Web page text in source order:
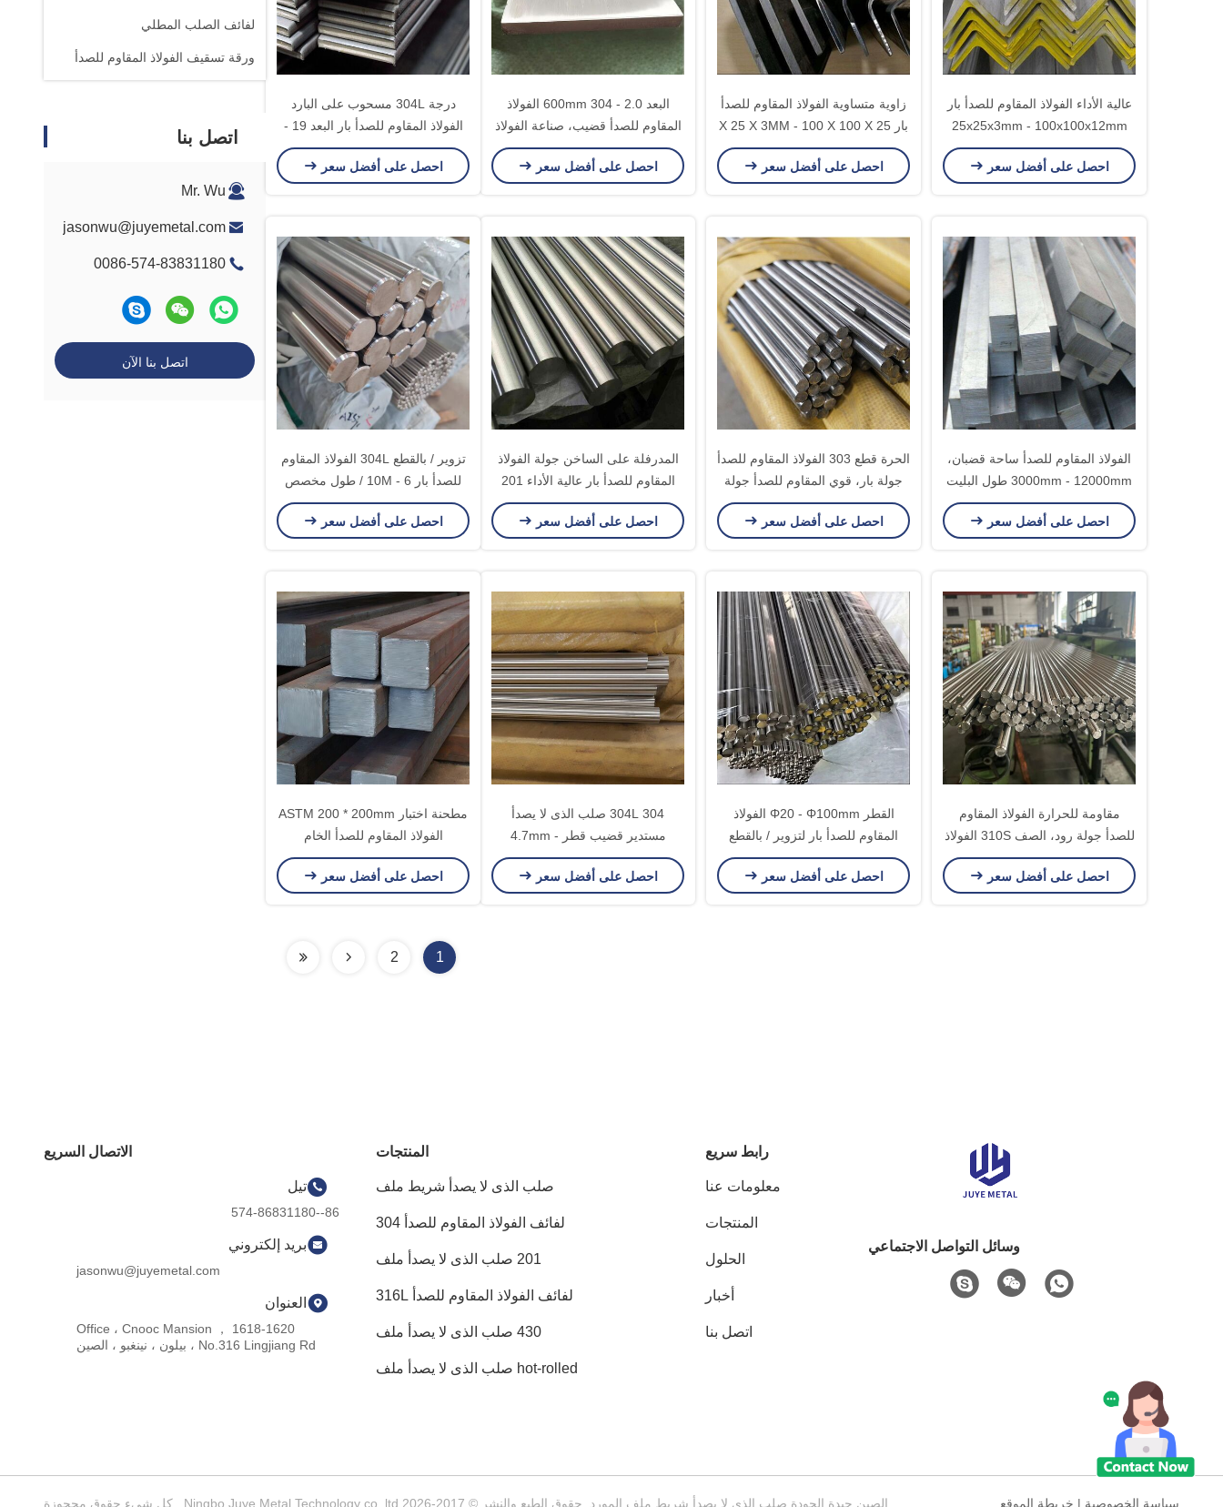
لفائف الصلب المطلي
ورقة تسقيف الفولاذ المقاوم للصدأ
اتصل بنا
Mr. Wu
jasonwu@juyemetal.com
0086-574-83831180
اتصل بنا الآن
عالية الأداء الفولاذ المقاوم للصدأ بار
25x25x3mm - 100x100x12mm
المساواة زاوية بار
احصل على أفضل سعر
زاوية متساوية الفولاذ المقاوم للصدأ
بار 25 X 25 X 3MM - 100 X 100 X
12MM اختياري
احصل على أفضل سعر
البعد 2.0 - 600mm 304 الفولاذ
المقاوم للصدأ قضيب، صناعة الفولاذ
المقاوم للصدأ جولة بار
احصل على أفضل سعر
درجة 304L مسحوب على البارد
الفولاذ المقاوم للصدأ بار البعد 19 -
350MM شكل شقة
احصل على أفضل سعر
الفولاذ المقاوم للصدأ ساحة قضبان،
3000mm - 12000mm طول البليت
الصلب القضبان
احصل على أفضل سعر
الحرة قطع 303 الفولاذ المقاوم للصدأ
جولة بار، قوي المقاوم للصدأ جولة
بار الأسهم
احصل على أفضل سعر
المدرفلة على الساخن جولة الفولاذ
المقاوم للصدأ بار عالية الأداء 201
202 درجة المواد
احصل على أفضل سعر
تزوير / بالقطع 304L الفولاذ المقاوم
للصدأ بار 6 - 10M / طول مخصص
احصل على أفضل سعر
مقاومة للحرارة الفولاذ المقاوم
للصدأ جولة رود، الصف 310S الفولاذ
جولة بار
احصل على أفضل سعر
القطر Φ20 - Φ100mm الفولاذ
المقاوم للصدأ بار لتزوير / بالقطع
شكل دائري
احصل على أفضل سعر
304L 304 صلب الذى لا يصدأ
مستدير قضيب قطر 4.7mm -
100mm أنتي كوروسيون
احصل على أفضل سعر
مطحنة اختبار ASTM 200 * 200mm
الفولاذ المقاوم للصدأ الخام
احصل على أفضل سعر
1
2
وسائل التواصل الاجتماعي
رابط سريع
معلومات عنا
المنتجات
الحلول
أخبار
اتصل بنا
المنتجات
صلب الذى لا يصدأ شريط ملف
لفائف الفولاذ المقاوم للصدأ 304
201 صلب الذى لا يصدأ ملف
لفائف الفولاذ المقاوم للصدأ 316L
430 صلب الذى لا يصدأ ملف
hot-rolled صلب الذى لا يصدأ ملف
الاتصال السريع
تيل
86--574-86831180
بريد إلكتروني
jasonwu@juyemetal.com
العنوان
1618-1620 Office ، Cnooc Mansion ，
No.316 Lingjiang Rd ، بيلون ، نينغبو ، الصين
سياسة الخصوصية | خريطة الموقع الصين جيدة الجودة صلب الذى لا يصدأ شريط ملف المورد. حقوق الطبع والنشر © 2017-2026 Ningbo Juye Metal Technology co.,ltd . كل شيء حقوق محجوزة